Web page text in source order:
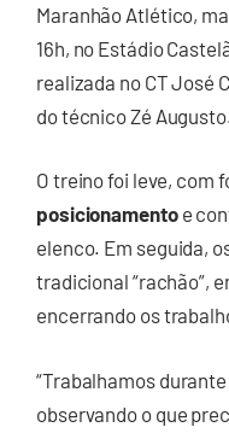
Maranhão Atlético,
16h, no Estádio
realizada no CT José
do técnico Zé
O treino foi leve, com
posicionamentoe
elenco. Em seguida,
tradicional “rachão”,
encerrando os
“Trabalhamos
observando o que